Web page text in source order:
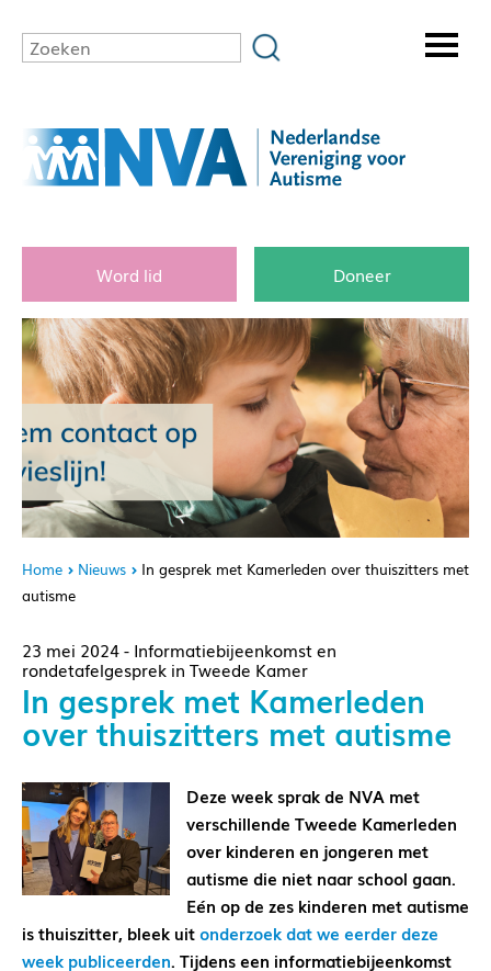
Word lid Doneer
Home Nieuws
In gesprek met Kamerleden over thuiszitters met
autisme
23 mei 2024 - Informatiebijeenkomst en
rondetafelgesprek in Tweede Kamer
In gesprek met Kamerleden
over thuiszitters met autisme
Deze week sprak de NVA met
verschillende Tweede Kamerleden
over kinderen en jongeren met
autisme die niet naar school gaan.
Eén op de zes kinderen met autisme
is thuiszitter, bleek uitonderzoek dat we eerder deze
week publiceerden. Tijdens een informatiebijeenkomst